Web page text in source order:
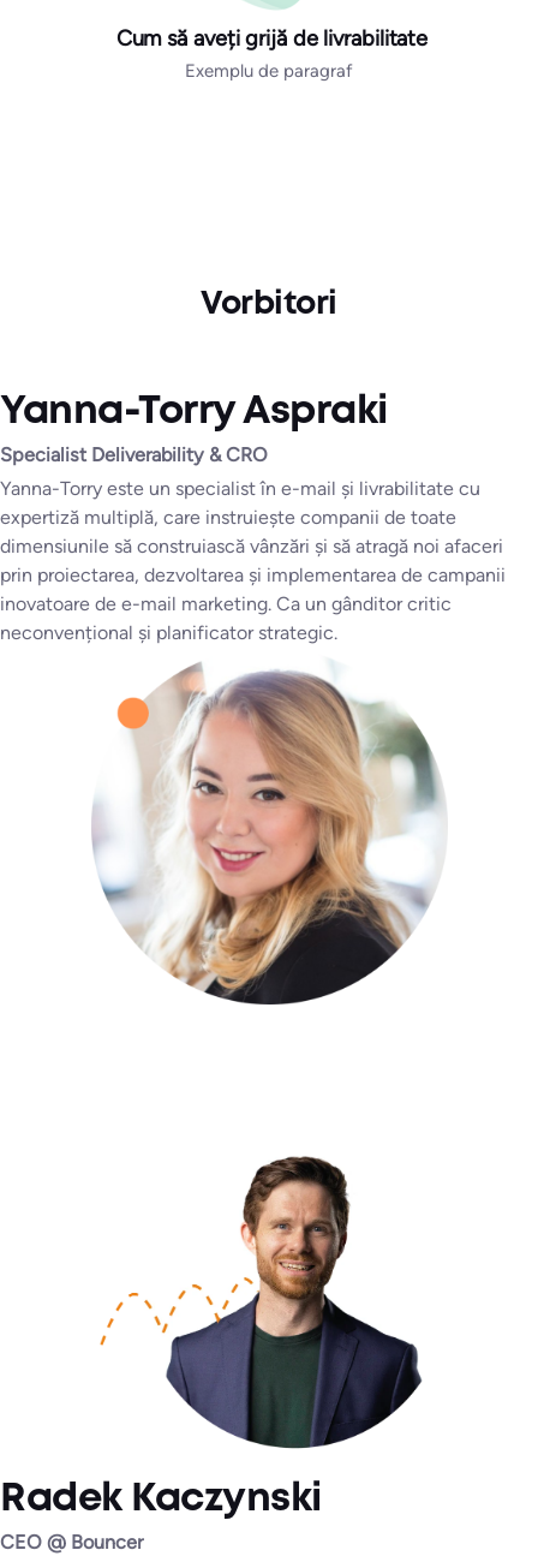
Cum să aveți grijă de livrabilitate
Exemplu de paragraf
Vorbitori
Yanna-Torry Aspraki
Specialist Deliverability & CRO
Yanna-Torry este un specialist în e-mail și livrabilitate cu
expertiză multiplă, care instruiește companii de toate
dimensiunile să construiască vânzări și să atragă noi afaceri
prin proiectarea, dezvoltarea și implementarea de campanii
inovatoare de e-mail marketing. Ca un gânditor critic
neconvențional și planificator strategic.
Radek Kaczynski
CEO @ Bouncer